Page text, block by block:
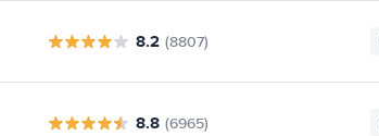
8.2 (8807)
8.8 (6965)